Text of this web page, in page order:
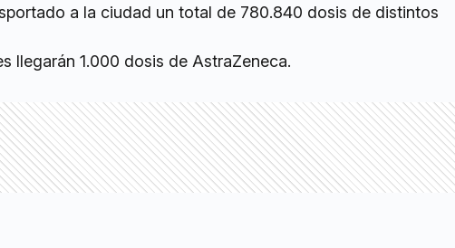
a la ciudad un total de 780.840 dosis de distintos
llegarán 1.000 dosis de AstraZeneca.